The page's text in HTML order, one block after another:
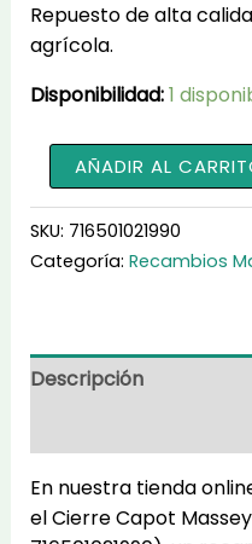
Repuesto de alta
agrícola.
Disponibilidad:1
Cierre
Capot
716501021990
cantidad
AÑADIR AL
SKU: 716501021990
Categoría: Recambios
Descripción
En nuestra tienda
el Cierre Capot